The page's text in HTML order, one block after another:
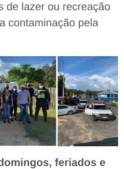
de lazer ou recreação
contaminação pela
feriados e